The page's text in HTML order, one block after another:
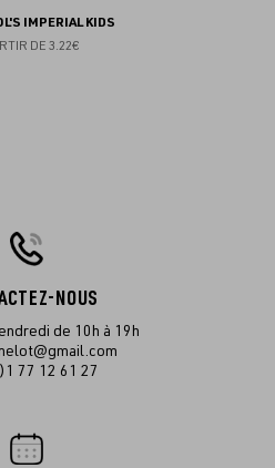
IMPERIAL KIDS
DE 3.22€
NOUS
de 10h à 19h
77 12 61 27